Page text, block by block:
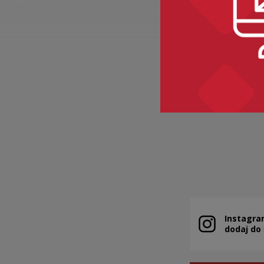
dodaj do
Note, the link